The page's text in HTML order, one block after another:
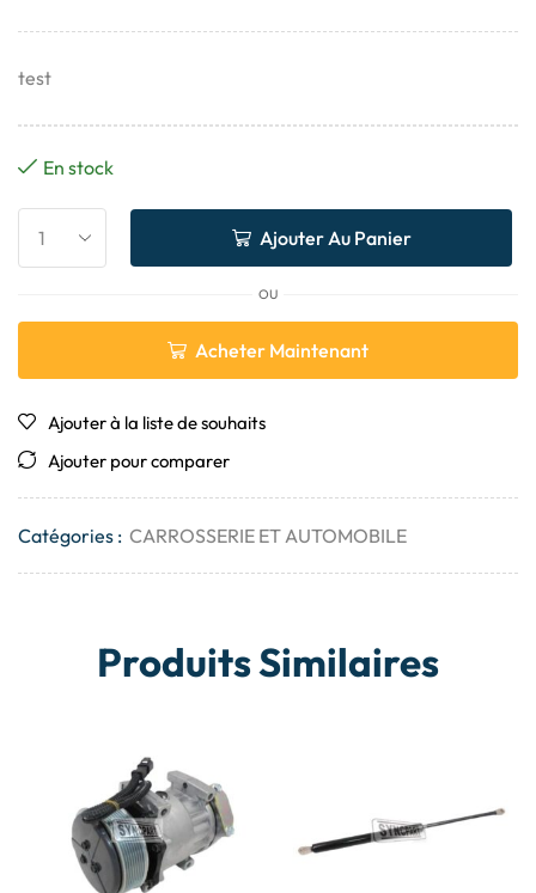
test
En stock
Ajouter Au Panier
OU
Acheter Maintenant
Ajouter à la liste de souhaits
Ajouter pour comparer
Catégories : CARROSSERIE ET ​​AUTOMOBILE
Produits Similaires